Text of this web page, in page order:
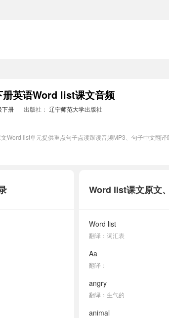
英语Word list课文音频
下册 出版社： 辽宁师范大学出版社
Word list单元提供重点句子点读跟读音频MP3、句子中文翻
Word list课文原文
Word list
翻译：词汇表
Aa
翻译：
angry
翻译：生气的
animal